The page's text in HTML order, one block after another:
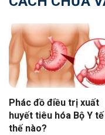
Phác đồ điều trị xuất
huyết tiêu hóa Bộ Y
thế nào?